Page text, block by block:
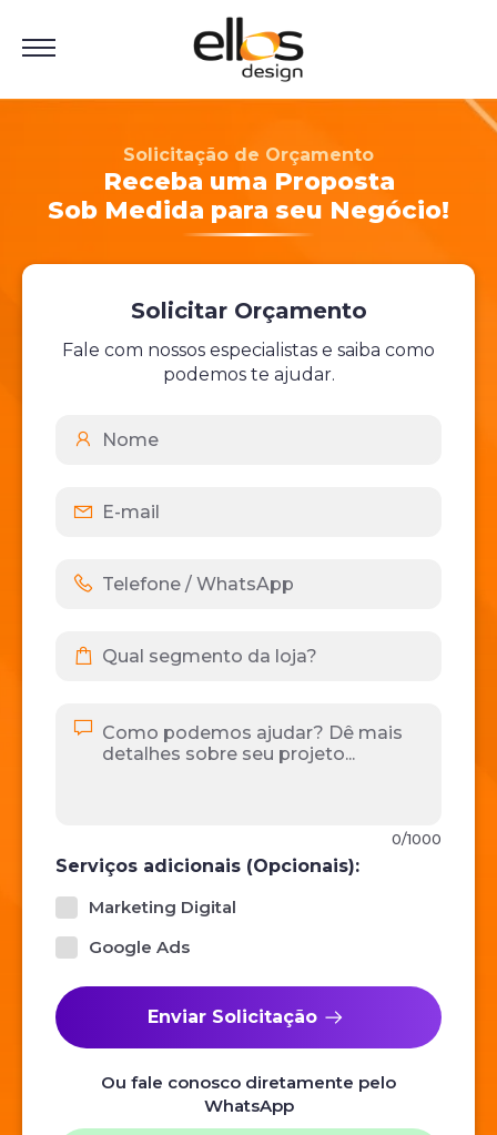
Solicitação de Orçamento
Receba uma Proposta
Sob Medida para seu Negócio!
Solicitar Orçamento
Fale com nossos especialistas e saiba como
podemos te ajudar.
0/1000
Serviços adicionais (Opcionais):
Marketing Digital
Google Ads
Enviar Solicitação
Ou fale conosco diretamente pelo
WhatsApp